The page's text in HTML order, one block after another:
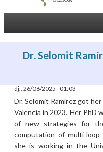
Dr. Selomit
dj., 26/06/2025 - 01:03
Dr. Selomit Ramírez got
Valencia in 2023. Her PhD
of new strategies for
computation of multi-loop
she is working in the